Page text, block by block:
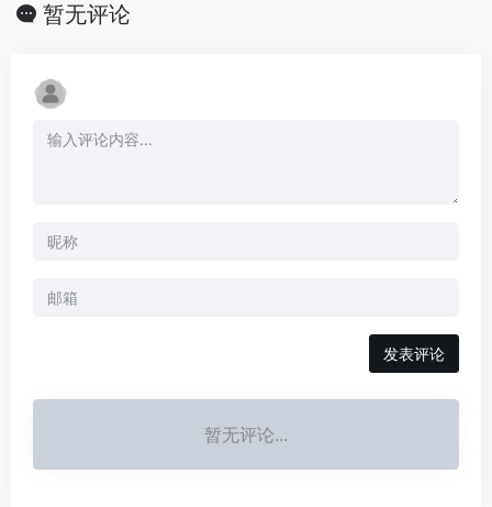
暂无评论
发表评论
暂无评论...